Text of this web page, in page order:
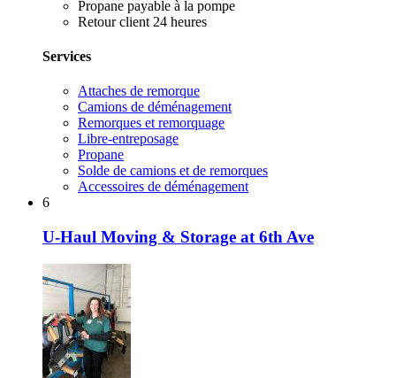
Propane payable à la pompe
Retour client 24 heures
Services
Attaches de remorque
Camions de déménagement
Remorques et remorquage
Libre-entreposage
Propane
Solde de camions et de remorques
Accessoires de déménagement
6
U-Haul Moving & Storage at 6th Ave